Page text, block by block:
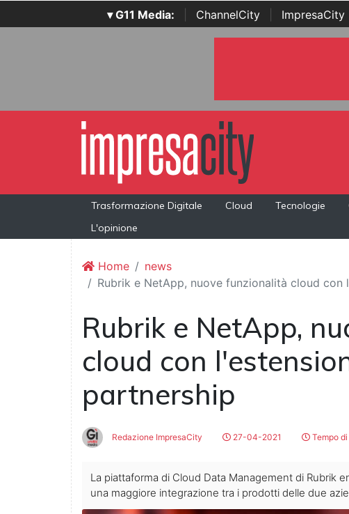
▾ G11 Media: ChannelCity ImpresaCity
Trasformazione Digitale Cloud Tecnologie
L'opinione
Home
news
Rubrik e NetApp, nuove funzionalità cloud con
Rubrik e NetApp,
cloud con
partnership
Redazione ImpresaCity 27-04-2021 Tempo
La piattaforma di Cloud Data Management di Rubrik
una maggiore integrazione tra i prodotti delle due